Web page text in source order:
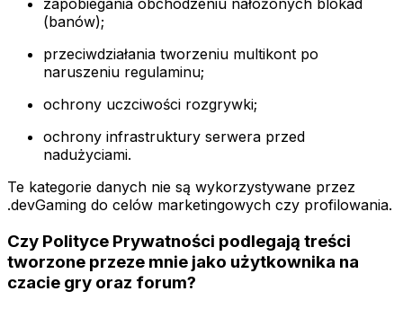
zapobiegania obchodzeniu nałożonych blokad
(banów);
przeciwdziałania tworzeniu multikont po
naruszeniu regulaminu;
ochrony uczciwości rozgrywki;
ochrony infrastruktury serwera przed
nadużyciami.
Te kategorie danych nie są wykorzystywane przez
.devGaming do celów marketingowych czy profilowania.
Czy Polityce Prywatności podlegają treści
tworzone przeze mnie jako użytkownika na
czacie gry oraz forum?